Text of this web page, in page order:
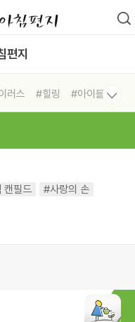
편지
러스 #힐링
#아이들
캔필드
#사랑의 손